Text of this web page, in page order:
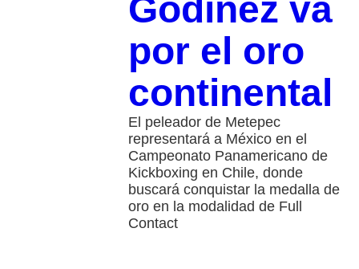
Godínez va
por el oro
continental
El peleador de Metepec
representará a México en el
Campeonato Panamericano de
Kickboxing en Chile, donde
buscará conquistar la medalla de
oro en la modalidad de Full
Contact